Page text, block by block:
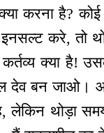
क्या करना है?
करे, तो
क्या है!
देव बन जाओ।
लेकिन थोड़ा